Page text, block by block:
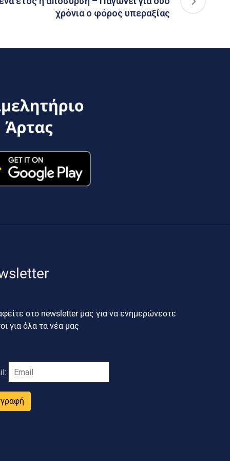
χρόνια ο φόρος υπεραξίας
στο newsletter μας για να ενημερώνεστε
για όλα τα νέα μας